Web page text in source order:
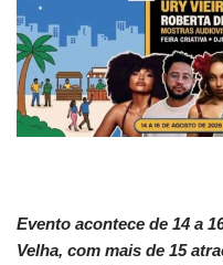
Evento acontece de 14 a
Velha, com mais de 15